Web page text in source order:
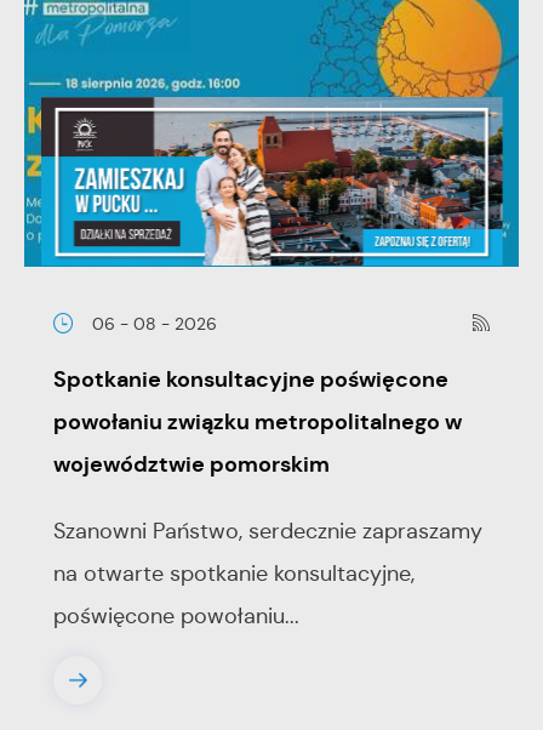
06 - 08 - 2026
Spotkanie konsultacyjne poświęcone
powołaniu związku metropolitalnego w
województwie pomorskim
Szanowni Państwo, serdecznie zapraszamy
na otwarte spotkanie konsultacyjne,
poświęcone powołaniu...